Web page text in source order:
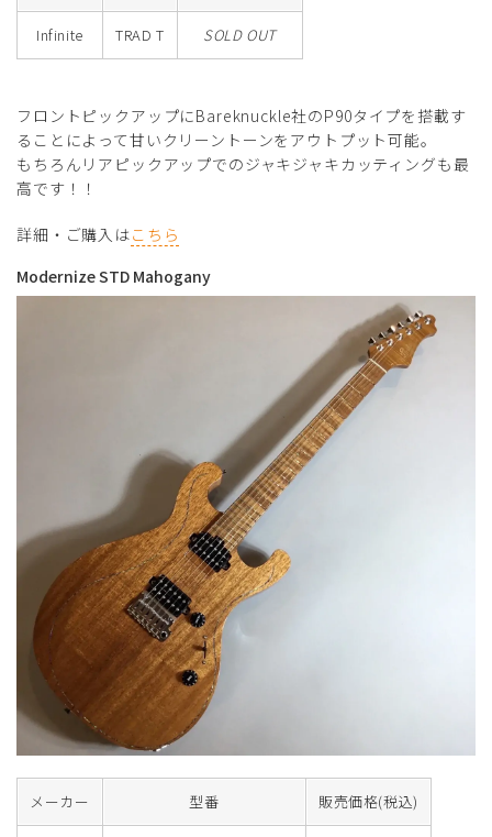
Infinite TRAD T SOLD OUT
フロントピックアップにBareknuckle社のP90タイプを搭載す
ることによって甘いクリーントーンをアウトプット可能。
もちろんリアピックアップでのジャキジャキカッティングも最
高です！！
詳細・ご購入はこちら
Modernize STD Mahogany
メーカー 型番 販売価格(税込)